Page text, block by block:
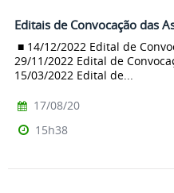
Editais de Convocação das
■ 14/12/2022 Edital de
29/11/2022 Edital de
15/03/2022 Edital de...
17/08/20
15h38